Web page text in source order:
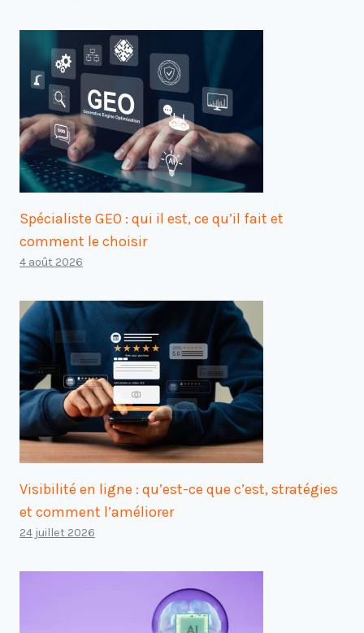
Spécialiste GEO : qui il est, ce qu’il fait et
comment le choisir
4 août 2026
Visibilité en ligne : qu’est-ce que c’est, stratégies
et comment l’améliorer
24 juillet 2026